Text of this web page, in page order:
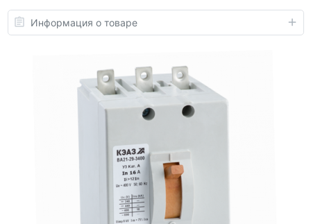
Информация о товаре